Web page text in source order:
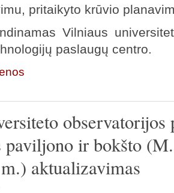
pritaikyto krūvio
Vilniaus
paslaugų centro.
observatorijos
paviljono ir bokšto
aktualizavimas